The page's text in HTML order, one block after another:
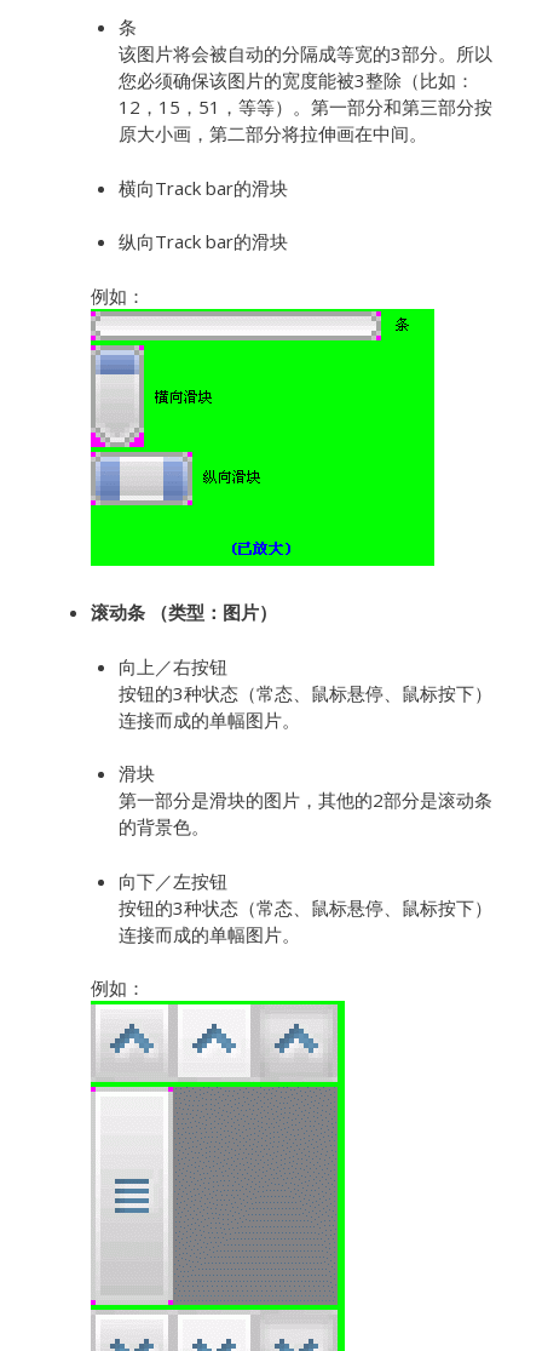
条
该图片将会被自动的分隔成等宽的3部分。所以
您必须确保该图片的宽度能被3整除（比如：
12，15，51，等等）。第一部分和第三部分按
原大小画，第二部分将拉伸画在中间。
横向Track bar的滑块
纵向Track bar的滑块
例如：
滚动条 （类型：图片）
向上／右按钮
按钮的3种状态（常态、鼠标悬停、鼠标按下）
连接而成的单幅图片。
滑块
第一部分是滑块的图片，其他的2部分是滚动条
的背景色。
向下／左按钮
按钮的3种状态（常态、鼠标悬停、鼠标按下）
连接而成的单幅图片。
例如：